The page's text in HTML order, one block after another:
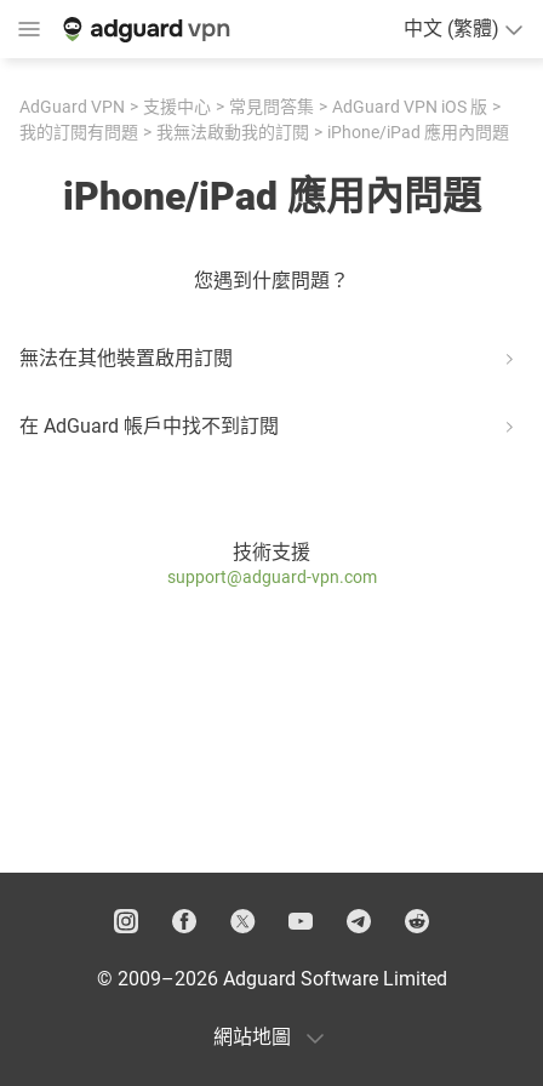
中文 (繁體)
AdGuard VPN 支援中心 常見問答集
AdGuard VPN iOS 版
我的訂閱有問題
我無法啟動我的訂閱 iPhone/iPad 應用內問題
iPhone/iPad 應用內問題
您遇到什麼問題？
無法在其他裝置啟用訂閱
在 AdGuard 帳戶中找不到訂閱
技術支援
support@adguard-vpn.com
© 2009–2026 Adguard Software Limited
網站地圖